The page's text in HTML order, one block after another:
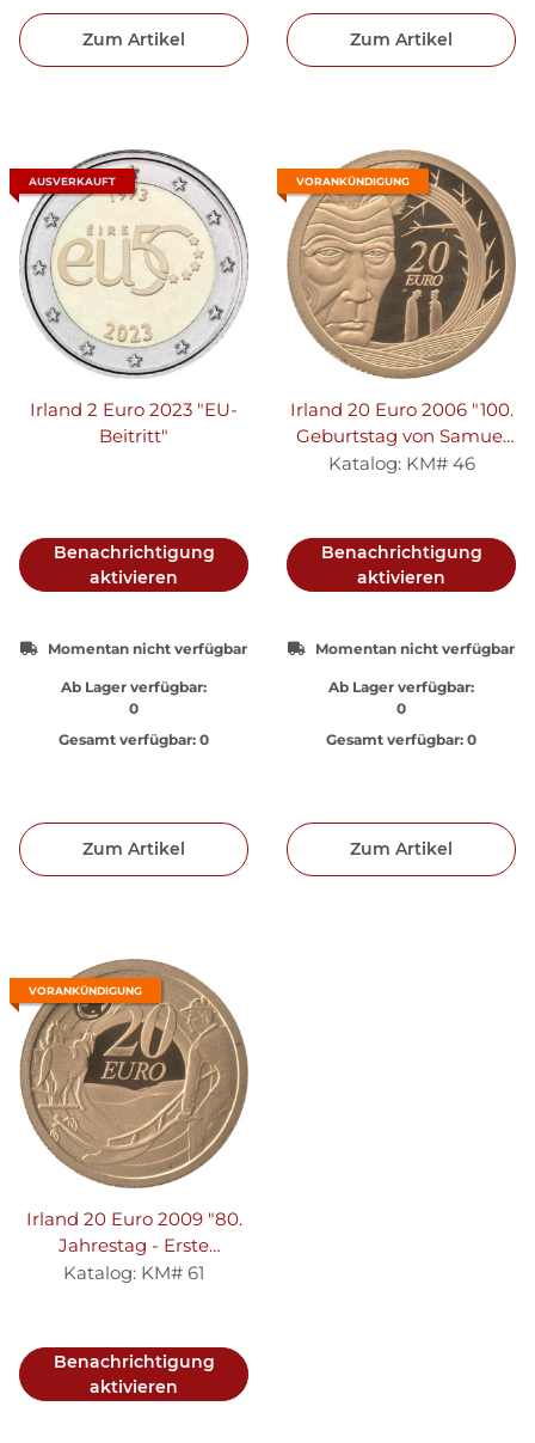
Zum Artikel Zum Artikel
AUSVERKAUFT
Irland 2 Euro 2023 "EU-
Beitritt"
Benachrichtigung
aktivieren
Momentan nicht verfügbar
Ab Lager verfügbar:
0
Gesamt verfügbar: 0
Zum Artikel
VORANKÜNDIGUNG
Irland 20 Euro 2006 "100.
Geburtstag von Samuel
Beckett" Gold
Katalog: KM# 46
Benachrichtigung
aktivieren
Momentan nicht verfügbar
Ab Lager verfügbar:
0
Gesamt verfügbar: 0
Zum Artikel
VORANKÜNDIGUNG
Irland 20 Euro 2009 "80.
Jahrestag - Erste
Währung" Gold
Katalog: KM# 61
Benachrichtigung
aktivieren